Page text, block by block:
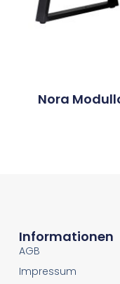
Nora
Informationen
AGB
Impressum